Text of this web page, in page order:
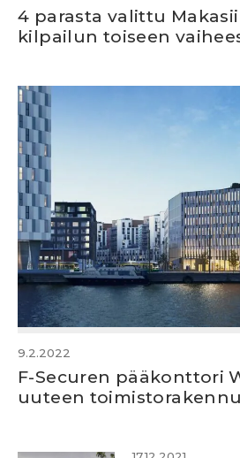
4 parasta valittu
kilpailun toiseen
9.2.2022
F-Securen pääkonttori
uuteen